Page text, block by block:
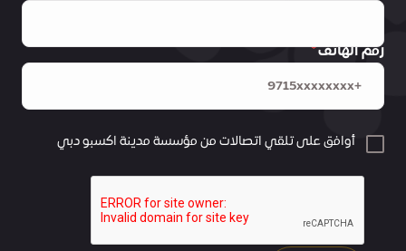
رقم الهاتف
أوافق على تلقي اتصالات من مؤسسة مدينة اكسبو دبي